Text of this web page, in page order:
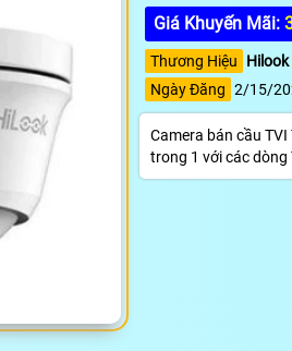
Giá Khuyến Mãi:
Thương Hiệu
Hilook
Ngày Đăng 2/15/
Camera bán cầu
trong 1 với các